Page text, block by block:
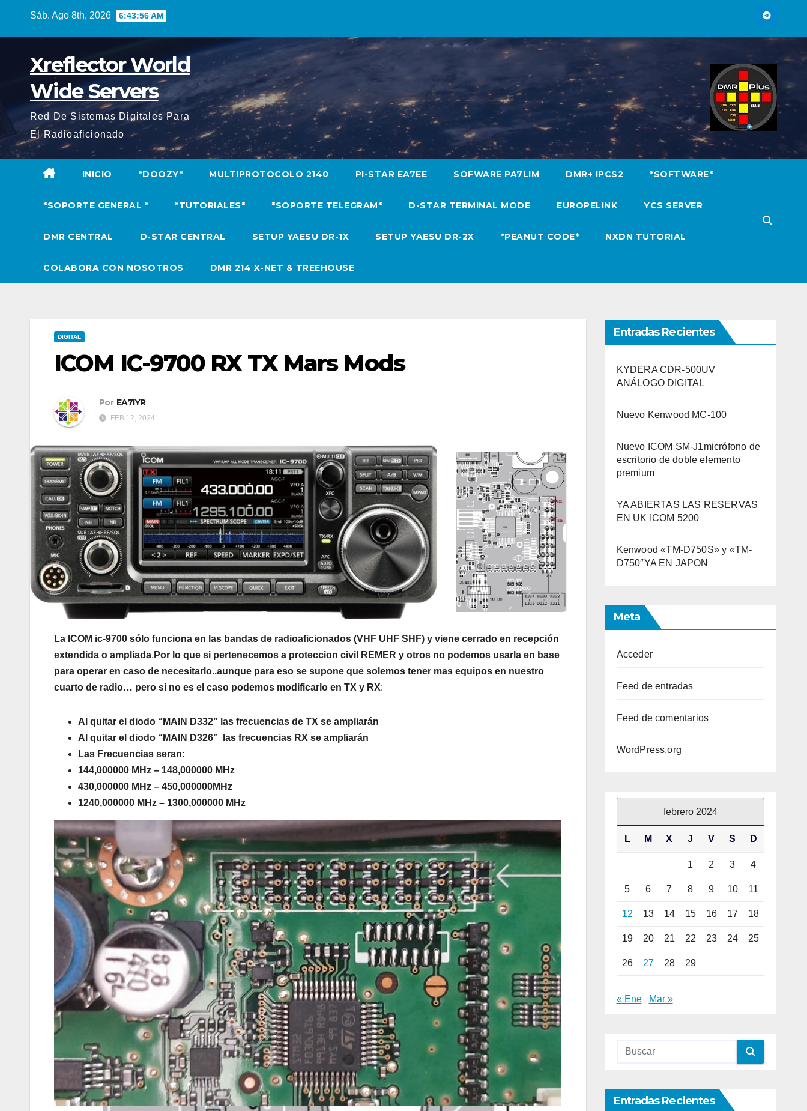
Sáb. Ago 8th, 2026 6:43:58 AM
Xreflector World
Wide Servers
Red De Sistemas Digitales Para
El Radioaficionado
INICIO *DOOZY* MULTIPROTOCOLO 2140 PI-STAR EA7EE SOFWARE PA7LIM DMR+ IPCS2 *SOFTWARE*
*SOPORTE GENERAL * *TUTORIALES* *SOPORTE TELEGRAM* D-STAR TERMINAL MODE EUROPELINK YCS SERVER
DMR CENTRAL D-STAR CENTRAL SETUP YAESU DR-1X SETUP YAESU DR-2X *PEANUT CODE* NXDN TUTORIAL
COLABORA CON NOSOTROS DMR 214 X-NET & TREEHOUSE
DIGITAL
ICOM IC-9700 RX TX Mars Mods
Por EA7IYR
FEB 12, 2024
La ICOM ic-9700 sólo funciona en las bandas de radioaficionados (VHF UHF SHF) y viene cerrado en recepción
extendida o ampliada, Por lo que si pertenecemos a proteccion civil REMER y otros no podemos usarla en base
para operar en caso de necesitarlo..aunque para eso se supone que solemos tener mas equipos en nuestro
cuarto de radio… pero si no es el caso podemos modificarlo en TX y RX:
Al quitar el diodo “MAIN D332” las frecuencias de TX se ampliarán
Al quitar el diodo “MAIN D326” las frecuencias RX se ampliarán
Las Frecuencias seran:
144,000000 MHz – 148,000000 MHz
430,000000 MHz – 450,000000MHz
1240,000000 MHz – 1300,000000 MHz
Entradas Recientes
KYDERA CDR-500UV
ANÁLOGO DIGITAL
Nuevo Kenwood MC-100
Nuevo ICOM SM-J1micrófono de
escritorio de doble elemento
premium
YA ABIERTAS LAS RESERVAS
EN UK ICOM 5200
Kenwood «TM-D750S» y «TM-
D750″YA EN JAPON
Meta
Acceder
Feed de entradas
Feed de comentarios
WordPress.org
febrero 2024
L M X J V S D
1 2 3 4
5 6 7 8 9 10 11
12 13 14 15 16 17 18
19 20 21 22 23 24 25
26 27 28 29
« Ene Mar »
Entradas Recientes